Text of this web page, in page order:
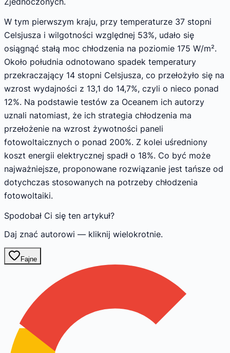
W tym pierwszym kraju, przy temperaturze 37 stopni
Celsjusza i wilgotności względnej 53%, udało się
osiągnąć stałą moc chłodzenia na poziomie 175 W/m².
Około południa odnotowano spadek temperatury
przekraczający 14 stopni Celsjusza, co przełożyło się na
wzrost wydajności z 13,1 do 14,7%, czyli o nieco ponad
12%. Na podstawie testów za Oceanem ich autorzy
uznali natomiast, że ich strategia chłodzenia ma
przełożenie na wzrost żywotności paneli
fotowoltaicznych o ponad 200%. Z kolei uśredniony
koszt energii elektrycznej spadł o 18%. Co być może
najważniejsze, proponowane rozwiązanie jest tańsze od
dotychczas stosowanych na potrzeby chłodzenia
fotowoltaiki.
Spodobał Ci się ten artykuł?
Daj znać autorowi — kliknij wielokrotnie.
Fajne